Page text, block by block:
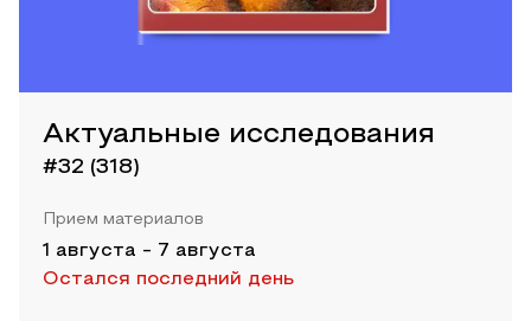
Актуальные исследования
#32 (318)
Прием материалов
1 августа - 7 августа
Остался последний день